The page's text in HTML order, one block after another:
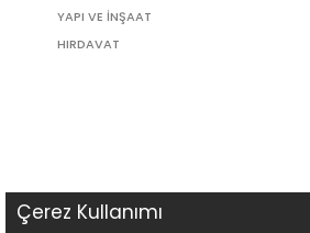
YAPI VE İNŞAAT
HIRDAVAT
Çerez Kullanımı